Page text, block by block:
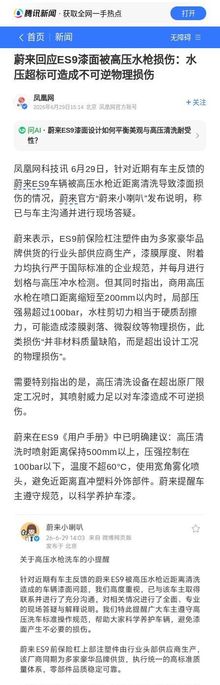
· 获取全网一手热点 打开
首页 新闻 无障碍
蔚来回应ES9漆面被高压水枪损伤：水
压超标可造成不可逆物理损伤
凤凰网
2026年6月29日15:14 北京 凤凰网官方账号
关注
问AI · 蔚来ES9漆面设计如何平衡美观与高压清洗耐受
性？
凤凰网科技讯 6月29日，针对近期有车主反馈的
蔚来ES9车辆被高压水枪近距离清洗导致漆面损
伤的情况， 蔚来官方“蔚来小喇叭”发布说明，称
已与车主沟通并进行现场答疑。
蔚来表示，ES9前保险杠注塑件由为多家豪华品
牌供货的行业头部供应商生产，漆膜厚度、附着
力均执行严于国际标准的企业规范，并每月进行
划格与高压冲水检测。但其同时指出，商用高压
水枪在喷口距离缩短至200mm以内时，局部压
强易超过100bar，水柱剪切力相当于硬质刮擦
力，可能造成漆膜剥落、微裂纹等物理损伤，此
类损伤“并非材料质量缺陷，而是超出设计工况
的物理损伤”。
需要特别指出的是，高压清洗设备在超出原厂限
定工况时，其喷射威力足以对车漆造成不可逆损
伤。
蔚来在ES9《用户手册》中已明确建议：高压清
洗时喷射距离保持500mm以上，压强控制在
100bar以下，温度不超60°C，使用宽角雾化喷
头，避免近距离直冲塑料外饰部件。蔚来提醒车
主遵守规范，以科学养护车漆。